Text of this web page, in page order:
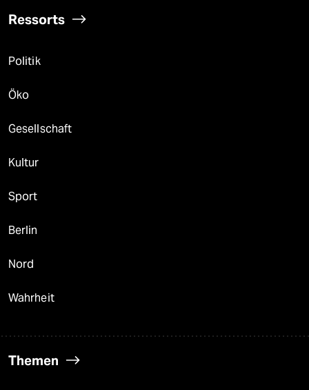
Ressorts
Politik
Öko
Gesellschaft
Kultur
Sport
Berlin
Nord
Wahrheit
Themen